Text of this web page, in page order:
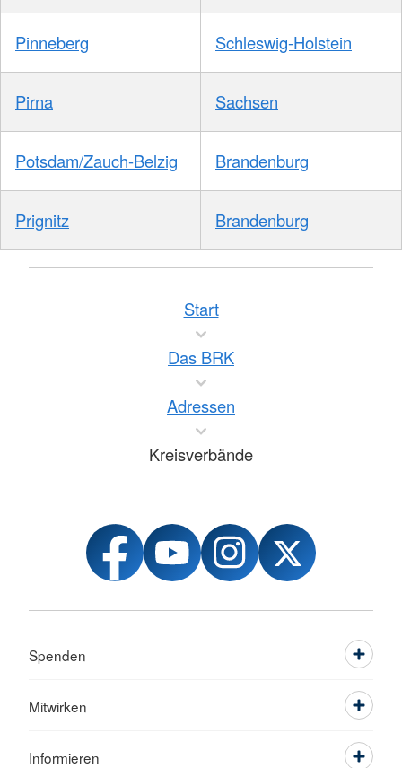
Pinneberg Schleswig-Holstein
Pirna Sachsen
Potsdam/Zauch-Belzig Brandenburg
Prignitz Brandenburg
Start
Das BRK
Adressen
Kreisverbände
Spenden
Mitwirken
Informieren